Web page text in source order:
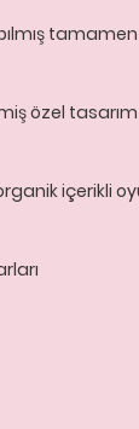
özel
içerikli